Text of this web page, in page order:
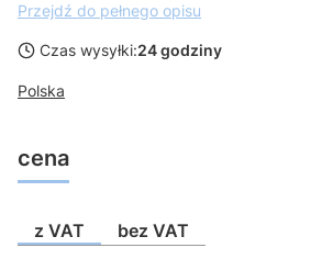
Przejdź do pełnego opisu
Czas wysyłki:24 godziny
Polska
cena
z VAT bez VAT